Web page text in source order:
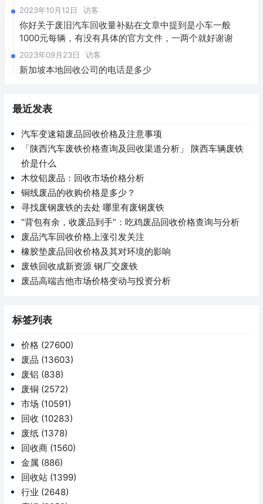
2023年10月12日 访客
你好关于废旧汽车回收量补贴在文章中提到是小车一般
1000元每辆，有没有具体的官方文件，一两个就好谢谢
2023年09月23日 访客
新加坡本地回收公司的电话是多少
最近发表
汽车变速箱废品回收价格及注意事项
「陕西汽车废铁价格查询及回收渠道分析」 陕西车辆废铁
价是什么
木纹铝废品：回收市场价格分析
铜线废品的收购价格是多少？
寻找废钢废铁的去处 哪里有废钢废铁
“背包有余，收废品到手”：吃鸡废品回收价格查询与分析
废品汽车回收价格上涨引发关注
橡胶垫废品回收价格及其对环境的影响
废铁回收成新资源 钢厂交废铁
废品高端吉他市场价格变动与投资分析
标签列表
价格 (27600)
废品 (13603)
废铝 (838)
废铜 (2572)
市场 (10591)
回收 (10283)
废纸 (1378)
回收商 (1560)
金属 (886)
回收站 (1399)
行业 (2648)